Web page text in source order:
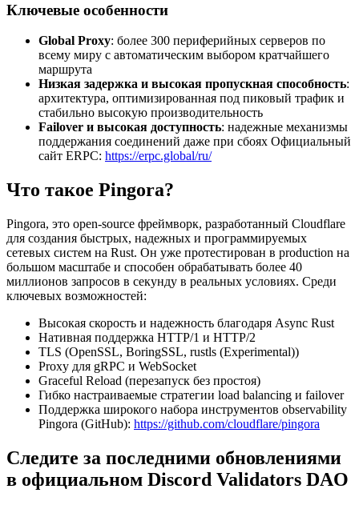
Ключевые особенности
Global Proxy: более 300 периферийных серверов по
всему миру с автоматическим выбором кратчайшего
маршрута
Низкая задержка и высокая пропускная способность:
архитектура, оптимизированная под пиковый трафик и
стабильно высокую производительность
Failover и высокая доступность: надежные механизмы
поддержания соединений даже при сбоях Официальный
сайт ERPC: https://erpc.global/ru/
Что такое Pingora?
Pingora, это open-source фреймворк, разработанный Cloudflare
для создания быстрых, надежных и программируемых
сетевых систем на Rust. Он уже протестирован в production на
большом масштабе и способен обрабатывать более 40
миллионов запросов в секунду в реальных условиях. Среди
ключевых возможностей:
Высокая скорость и надежность благодаря Async Rust
Нативная поддержка HTTP/1 и HTTP/2
TLS (OpenSSL, BoringSSL, rustls (Experimental))
Proxy для gRPC и WebSocket
Graceful Reload (перезапуск без простоя)
Гибко настраиваемые стратегии load balancing и failover
Поддержка широкого набора инструментов observability
Pingora (GitHub): https://github.com/cloudflare/pingora
Следите за последними обновлениями
в официальном Discord Validators DAO